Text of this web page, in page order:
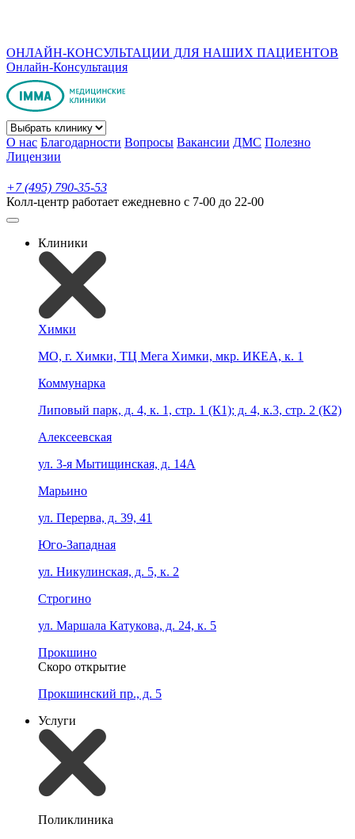
ОНЛАЙН-КОНСУЛЬТАЦИИ ДЛЯ НАШИХ ПАЦИЕНТОВ
Онлайн-Консультация
О нас Благодарности Вопросы Вакансии ДМС Полезно
Лицензии
+7 (495) 790-35-53
Колл-центр работает ежедневно с 7-00 до 22-00
Клиники
Химки
МО, г. Химки, ТЦ Мега Химки, мкр. ИКЕА, к. 1
Коммунарка
Липовый парк, д. 4, к. 1, стр. 1 (К1); д. 4, к.3, стр. 2 (К2)
Алексеевская
ул. 3-я Мытищинская, д. 14А
Марьино
ул. Перерва, д. 39, 41
Юго-Западная
ул. Никулинская, д. 5, к. 2
Строгино
ул. Маршала Катукова, д. 24, к. 5
Прокшино
Скоро открытие
Прокшинский пр., д. 5
Услуги
Поликлиника